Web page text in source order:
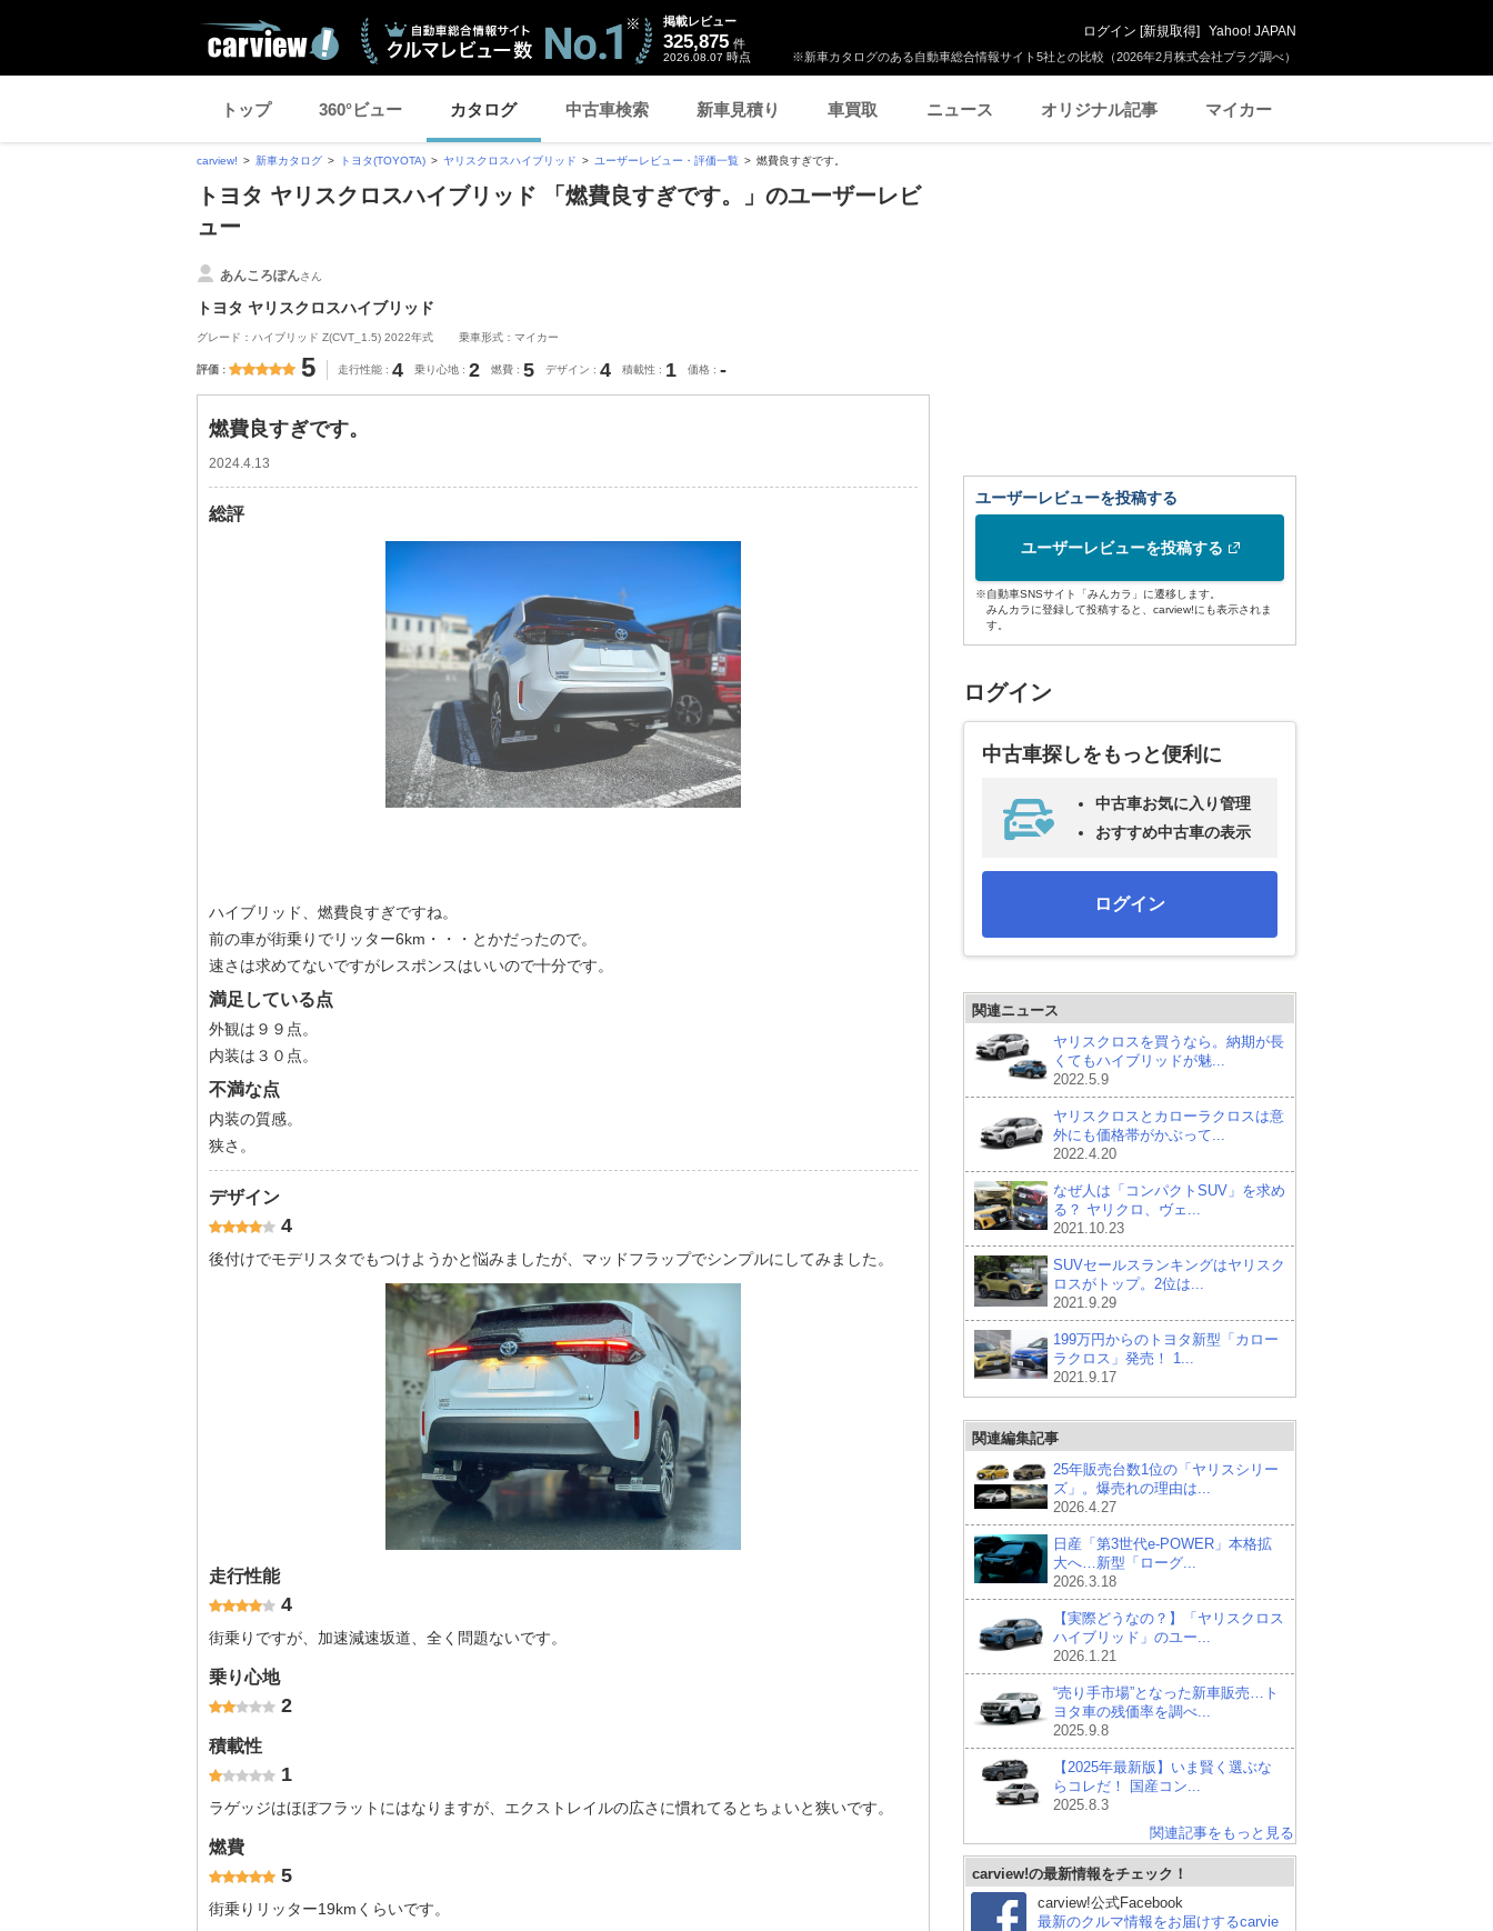
※新車カタログのある自動車総合情報サイト5社との比較（2026年2月株式会社プラグ調べ）
掲載レビュー
325,875 件
2026.08.07 時点
ログイン [新規取得] Yahoo! JAPAN
トップ 360°ビュー カタログ 中古車検索 新車見積り 車買取 ニュース オリジナル記事 マイカー
carview! 新車カタログ トヨタ(TOYOTA) ヤリスクロスハイブリッド ユーザーレビュー・評価一覧 燃費良すぎです。
トヨタ ヤリスクロスハイブリッド 「燃費良すぎです。」のユーザーレビ
ュー
あんころぽんさん
トヨタ ヤリスクロスハイブリッド
グレード：ハイブリッド Z(CVT_1.5) 2022年式 乗車形式：マイカー
評価 5 走行性能 4 乗り心地 2 燃費 5 デザイン 4 積載性 1 価格 -
燃費良すぎです。
2024.4.13
総評
ハイブリッド、燃費良すぎですね。
前の車が街乗りでリッター6km・・・とかだったので。
速さは求めてないですがレスポンスはいいので十分です。
満足している点
外観は９９点。
内装は３０点。
不満な点
内装の質感。
狭さ。
デザイン
4
後付けでモデリスタでもつけようかと悩みましたが、マッドフラップでシンプルにしてみました。
走行性能
4
街乗りですが、加速減速坂道、全く問題ないです。
乗り心地
2
積載性
1
ラゲッジはほぼフラットにはなりますが、エクストレイルの広さに慣れてるとちょいと狭いです。
燃費
5
街乗りリッター19kmくらいです。
ユーザーレビューを投稿する
ユーザーレビューを投稿する
※自動車SNSサイト「みんカラ」に遷移します。
みんカラに登録して投稿すると、carview!にも表示されま
す。
ログイン
中古車探しをもっと便利に
中古車お気に入り管理
おすすめ中古車の表示
ログイン
関連ニュース
ヤリスクロスを買うなら。納期が長
くてもハイブリッドが魅...
2022.5.9
ヤリスクロスとカローラクロスは意
外にも価格帯がかぶって...
2022.4.20
なぜ人は「コンパクトSUV」を求め
る？ ヤリクロ、ヴェ...
2021.10.23
SUVセールスランキングはヤリスク
ロスがトップ。2位は...
2021.9.29
199万円からのトヨタ新型「カロー
ラクロス」発売！ 1...
2021.9.17
関連編集記事
25年販売台数1位の「ヤリスシリー
ズ」。爆売れの理由は...
2026.4.27
日産「第3世代e-POWER」本格拡
大へ…新型「ローグ...
2026.3.18
【実際どうなの？】「ヤリスクロス
ハイブリッド」のユー...
2026.1.21
“売り手市場”となった新車販売…ト
ヨタ車の残価率を調べ...
2025.9.8
【2025年最新版】いま賢く選ぶな
らコレだ！ 国産コン...
2025.8.3
関連記事をもっと見る
carview!の最新情報をチェック！
carview!公式Facebook
最新のクルマ情報をお届けするcarvie